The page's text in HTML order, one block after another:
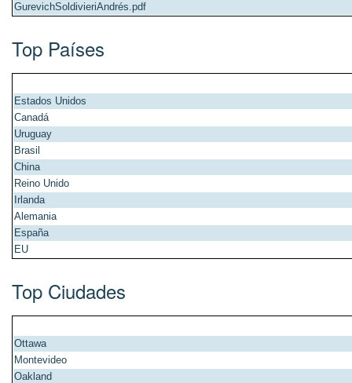
GurevichSoldivieriAndrés.pdf
Top Países
Estados Unidos
Canadá
Uruguay
Brasil
China
Reino Unido
Irlanda
Alemania
España
EU
Top Ciudades
Ottawa
Montevideo
Oakland